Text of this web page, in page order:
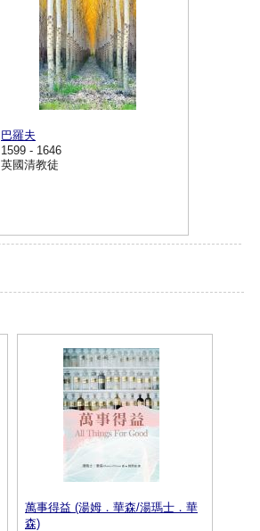
巴羅夫
1599 - 1646
英國清教徒
萬事得益 (湯姆．華森/湯瑪士．華
森)